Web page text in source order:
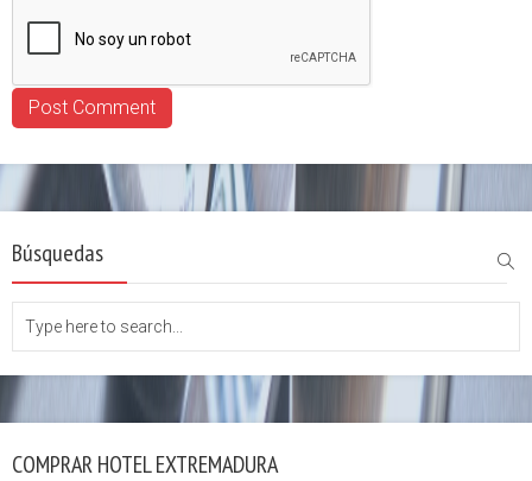
Búsquedas
COMPRAR HOTEL EXTREMADURA